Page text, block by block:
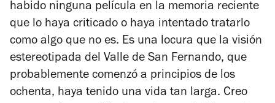
habido ninguna película en la memoria reciente
que lo haya criticado o haya intentado tratarlo
como algo que no es. Es una locura que la visión
estereotipada del Valle de San Fernando, que
probablemente comenzó a principios de los
ochenta, haya tenido una vida tan larga. Creo